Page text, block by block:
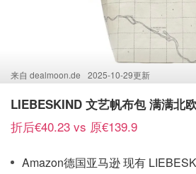
来自 dealmoon.de 2025-10-29更新
LIEBESKIND 文艺帆布包 满满北
折后€40.23 vs 原€139.9
Amazon德国亚马逊 现有